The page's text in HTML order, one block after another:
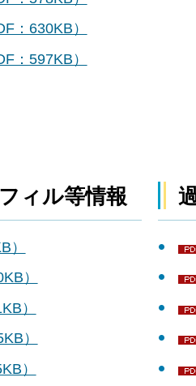
：630KB）
：597KB）
ィル等情報
）
）
）
）
）